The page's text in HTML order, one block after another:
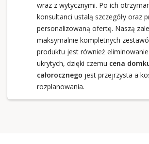
wraz z wytycznymi. Po ich
konsultanci ustalą szczegóły oraz
personalizowaną ofertę. Naszą
maksymalnie kompletnych
produktu jest również
ukrytych, dzięki czemu cena
całorocznego jest przejrzysta a
rozplanowania.